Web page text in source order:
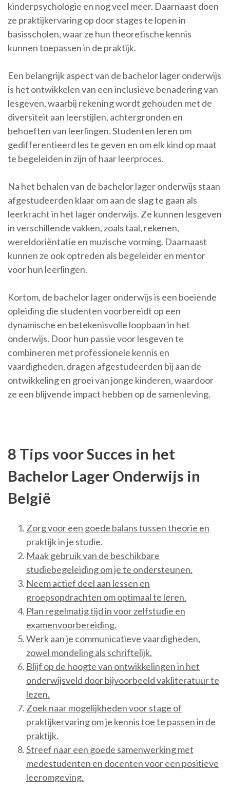
kinderpsychologie en nog veel meer. Daarnaast doen
ze praktijkervaring op door stages te lopen in
basisscholen, waar ze hun theoretische kennis
kunnen toepassen in de praktijk.
Een belangrijk aspect van de bachelor lager onderwijs
is het ontwikkelen van een inclusieve benadering van
lesgeven, waarbij rekening wordt gehouden met de
diversiteit aan leerstijlen, achtergronden en
behoeften van leerlingen. Studenten leren om
gedifferentieerd les te geven en om elk kind op maat
te begeleiden in zijn of haar leerproces.
Na het behalen van de bachelor lager onderwijs staan
afgestudeerden klaar om aan de slag te gaan als
leerkracht in het lager onderwijs. Ze kunnen lesgeven
in verschillende vakken, zoals taal, rekenen,
wereldoriëntatie en muzische vorming. Daarnaast
kunnen ze ook optreden als begeleider en mentor
voor hun leerlingen.
Kortom, de bachelor lager onderwijs is een boeiende
opleiding die studenten voorbereidt op een
dynamische en betekenisvolle loopbaan in het
onderwijs. Door hun passie voor lesgeven te
combineren met professionele kennis en
vaardigheden, dragen afgestudeerden bij aan de
ontwikkeling en groei van jonge kinderen, waardoor
ze een blijvende impact hebben op de samenleving.
8 Tips voor Succes in het
Bachelor Lager Onderwijs in
België
Zorg voor een goede balans tussen theorie en
praktijk in je studie.
Maak gebruik van de beschikbare
studiebegeleiding om je te ondersteunen.
Neem actief deel aan lessen en
groepsopdrachten om optimaal te leren.
Plan regelmatig tijd in voor zelfstudie en
examenvoorbereiding.
Werk aan je communicatieve vaardigheden,
zowel mondeling als schriftelijk.
Blijf op de hoogte van ontwikkelingen in het
onderwijsveld door bijvoorbeeld vakliteratuur te
lezen.
Zoek naar mogelijkheden voor stage of
praktijkervaring om je kennis toe te passen in de
praktijk.
Streef naar een goede samenwerking met
medestudenten en docenten voor een positieve
leeromgeving.